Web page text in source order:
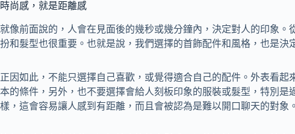
時尚感，就是距離感
就像前面說的，人會在見面後的幾秒或幾分鐘內，決定對人的印象。
扮和髮型也很重要。也就是說，我們選擇的首飾配件和風格，也是決
正因如此，不能只選擇自己喜歡，或覺得適合自己的配件。外表看起
本的條件，另外，也不要選擇會給人刻板印象的服裝或髮型，特別是
樣，這會容易讓人感到有距離，而且會被認為是難以開口聊天的對象。